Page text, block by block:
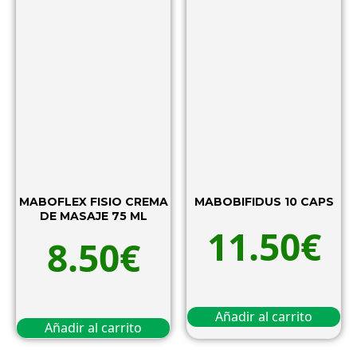
MABOFLEX FISIO CREMA
DE MASAJE 75 ML
8.50€
Añadir al carrito
MABOBIFIDUS 10 CAPS
11.50€
Añadir al carrito